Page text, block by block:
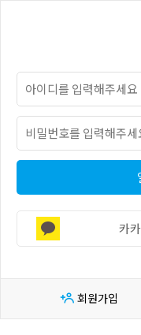
카
회원가입